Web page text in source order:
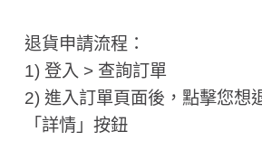
退貨申請流程：
1) 登入 > 查詢訂單
2) 進入訂單頁面後，點擊您想
「詳情」按鈕